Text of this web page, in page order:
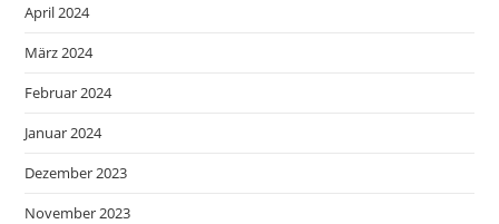
April 2024
März 2024
Februar 2024
Januar 2024
Dezember 2023
November 2023